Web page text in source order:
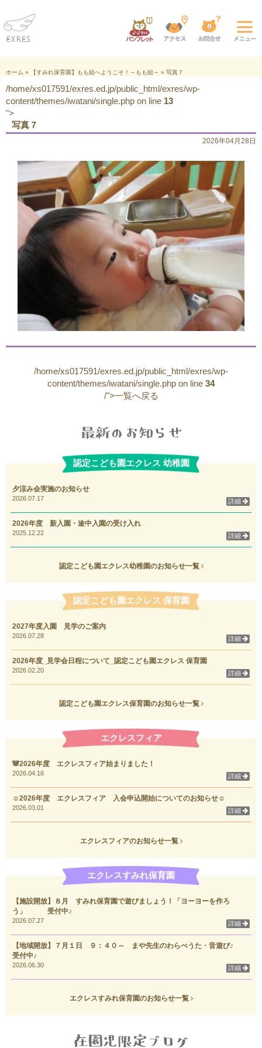
ホーム » 【すみれ保育園】もも組へようこそ！～もも組～ » 写真７
/home/xs017591/exres.ed.jp/public_html/exres/wp-
content/themes/iwatani/single.php on line 13
">
写真７
2026年04月28日
/home/xs017591/exres.ed.jp/public_html/exres/wp-
content/themes/iwatani/single.php on line 34
/">一覧へ戻る
認定こども園エクレス 幼稚園
夕涼み会実施のお知らせ
2026.07.17 詳細
2026年度 新入園・途中入園の受け入れ
2025.12.22 詳細
認定こども園エクレス幼稚園のお知らせ一覧
認定こども園エクレス 保育園
2027年度入園 見学のご案内
2026.07.28 詳細
2026年度_見学会日程について_認定こども園エクレス 保育園
2026.02.20 詳細
認定こども園エクレス保育園のお知らせ一覧
エクレスフィア
🐼2026年度 エクレスフィア始まりました！
2026.04.16 詳細
☺2026年度 エクレスフィア 入会申込開始についてのお知らせ☺
2026.03.01 詳細
エクレスフィアのお知らせ一覧
エクレスすみれ保育園
【施設開放】８月 すみれ保育園で遊びましょう！「ヨーヨーを作ろ
う」 受付中♪
2026.07.27 詳細
【地域開放】７月１日 ９：４０～ まや先生のわらべうた・音遊び♪
受付中♪
2026.06.30 詳細
エクレスすみれ保育園のお知らせ一覧